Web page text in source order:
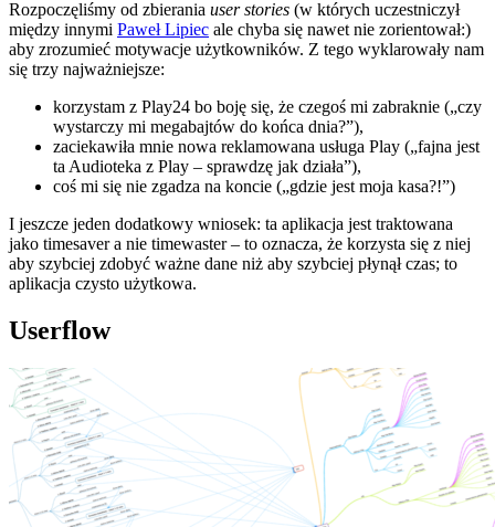
Rozpoczęliśmy od zbierania user stories (w których uczestniczył
między innymi Paweł Lipiec ale chyba się nawet nie zorientował:)
aby zrozumieć motywacje użytkowników. Z tego wyklarowały nam
się trzy najważniejsze:
korzystam z Play24 bo boję się, że czegoś mi zabraknie („czy
wystarczy mi megabajtów do końca dnia?”),
zaciekawiła mnie nowa reklamowana usługa Play („fajna jest
ta Audioteka z Play – sprawdzę jak działa”),
coś mi się nie zgadza na koncie („gdzie jest moja kasa?!”)
I jeszcze jeden dodatkowy wniosek: ta aplikacja jest traktowana
jako timesaver a nie timewaster – to oznacza, że korzysta się z niej
aby szybciej zdobyć ważne dane niż aby szybciej płynął czas; to
aplikacja czysto użytkowa.
Userflow